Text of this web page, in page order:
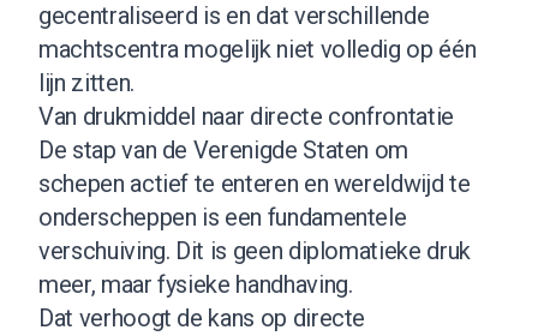
gecentraliseerd is en dat verschillende
machtscentra mogelijk niet volledig op één
lijn zitten.
Van drukmiddel naar directe confrontatie
De stap van de Verenigde Staten om
schepen actief te enteren en wereldwijd te
onderscheppen is een fundamentele
verschuiving. Dit is geen diplomatieke druk
meer, maar fysieke handhaving.
Dat verhoogt de kans op directe